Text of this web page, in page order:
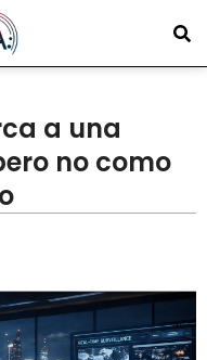
a una
no como